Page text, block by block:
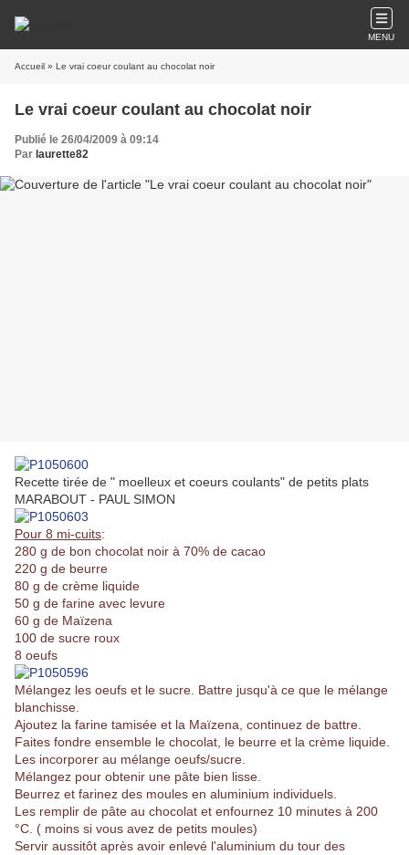
MENU
Accueil » Le vrai coeur coulant au chocolat noir
Le vrai coeur coulant au chocolat noir
Publié le 26/04/2009 à 09:14
Par laurette82
Recette tirée de " moelleux et coeurs coulants" de petits plats
MARABOUT - PAUL SIMON
Pour 8 mi-cuits:
280 g de bon chocolat noir à 70% de cacao
220 g de beurre
80 g de crème liquide
50 g de farine avec levure
60 g de Maïzena
100 de sucre roux
8 oeufs
Mélangez les oeufs et le sucre. Battre jusqu'à ce que le mélange
blanchisse.
Ajoutez la farine tamisée et la Maïzena, continuez de battre.
Faites fondre ensemble le chocolat, le beurre et la crème liquide.
Les incorporer au mélange oeufs/sucre.
Mélangez pour obtenir une pâte bien lisse.
Beurrez et farinez des moules en aluminium individuels.
Les remplir de pâte au chocolat et enfournez 10 minutes à 200
°C. ( moins si vous avez de petits moules)
Servir aussitôt après avoir enlevé l'aluminium du tour des